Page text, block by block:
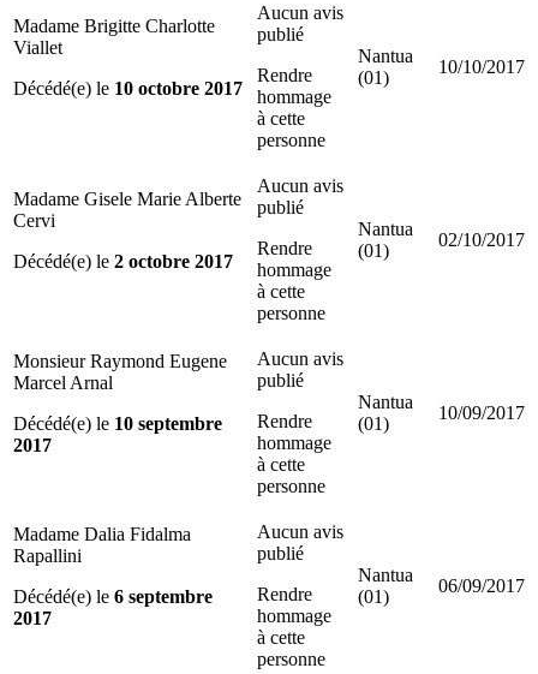
Madame Brigitte Charlotte
Viallet
Décédé(e) le 10 octobre 2017
Aucun avis
publié
Rendre
hommage
à cette
personne
Nantua
(01)
10/10/2017
Madame Gisele Marie Alberte
Cervi
Décédé(e) le 2 octobre 2017
Aucun avis
publié
Rendre
hommage
à cette
personne
Nantua
(01)
02/10/2017
Monsieur Raymond Eugene
Marcel Arnal
Décédé(e) le 10 septembre
2017
Aucun avis
publié
Rendre
hommage
à cette
personne
Nantua
(01)
10/09/2017
Madame Dalia Fidalma
Rapallini
Décédé(e) le 6 septembre
2017
Aucun avis
publié
Rendre
hommage
à cette
personne
Nantua
(01)
06/09/2017